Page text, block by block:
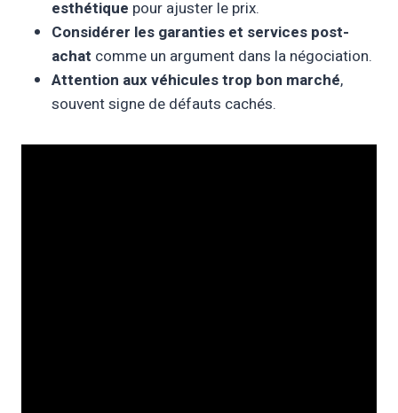
esthétique pour ajuster le prix.
Considérer les garanties et services post-
achat comme un argument dans la négociation.
Attention aux véhicules trop bon marché,
souvent signe de défauts cachés.